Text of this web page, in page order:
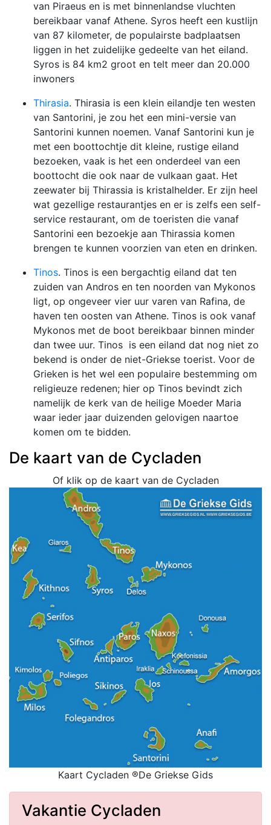
van Piraeus en is met binnenlandse vluchten
bereikbaar vanaf Athene. Syros heeft een kustlijn
van 87 kilometer, de populairste badplaatsen
liggen in het zuidelijke gedeelte van het eiland.
Syros is 84 km2 groot en telt meer dan 20.000
inwoners
Thirasia. Thirasia is een klein eilandje ten westen
van Santorini, je zou het een mini-versie van
Santorini kunnen noemen. Vanaf Santorini kun je
met een boottochtje dit kleine, rustige eiland
bezoeken, vaak is het een onderdeel van een
boottocht die ook naar de vulkaan gaat. Het
zeewater bij Thirassia is kristalhelder. Er zijn heel
wat gezellige restaurantjes en er is zelfs een self-
service restaurant, om de toeristen die vanaf
Santorini een bezoekje aan Thirassia komen
brengen te kunnen voorzien van eten en drinken.
Tinos. Tinos is een bergachtig eiland dat ten
zuiden van Andros en ten noorden van Mykonos
ligt, op ongeveer vier uur varen van Rafina, de
haven ten oosten van Athene. Tinos is ook vanaf
Mykonos met de boot bereikbaar binnen minder
dan twee uur. Tinos is een eiland dat nog niet zo
bekend is onder de niet-Griekse toerist. Voor de
Grieken is het wel een populaire bestemming om
religieuze redenen; hier op Tinos bevindt zich
namelijk de kerk van de heilige Moeder Maria
waar ieder jaar duizenden gelovigen naartoe
komen om te bidden.
De kaart van de Cycladen
Of klik op de kaart van de Cycladen
Kaart Cycladen ®De Griekse Gids
Vakantie Cycladen